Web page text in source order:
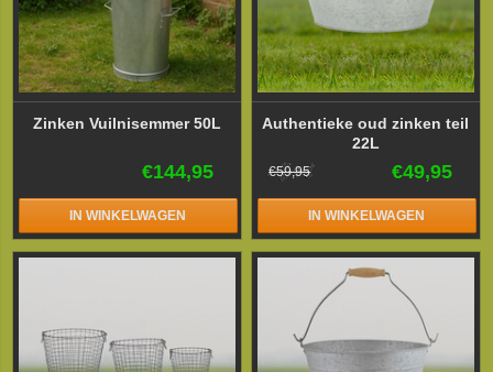
Zinken Vuilnisemmer 50L
€144,95
IN WINKELWAGEN
Authentieke oud zinken teil
22L
€49,95
€59,95
IN WINKELWAGEN